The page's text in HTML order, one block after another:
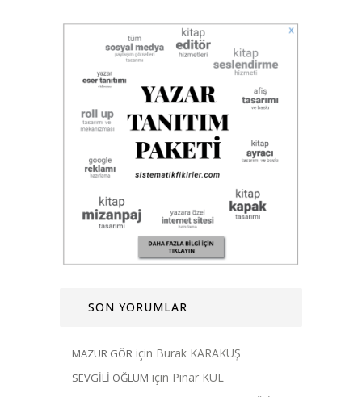
SON YORUMLAR
MAZUR GÖR için Burak KARAKUŞ
SEVGİLİ OĞLUM için Pınar KUL